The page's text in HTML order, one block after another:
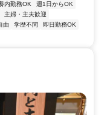
内勤務OK
週1日からOK
主婦・主夫歓迎
由 学歴不問
即日勤務OK